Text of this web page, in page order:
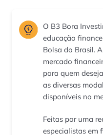
O B3 Bora
educação
Bolsa do Brasil.
mercado
para quem
as diversas
disponíveis no
Feitas por uma
especialistas em